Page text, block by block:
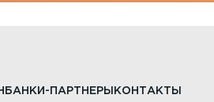
БАНКИ-ПАРТНЕРЫ КОНТАКТЫ